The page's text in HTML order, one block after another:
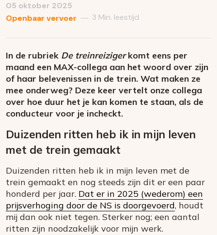
05 oktober 2025
Openbaar vervoer — 3 Min. leestijd
In de rubriek De treinreizigerkomt eens per
maand een MAX-collega aan het woord over zijn
of haar belevenissen in de trein. Wat maken ze
mee onderweg? Deze keer vertelt onze collega
over hoe duur het je kan komen te staan, als de
conducteur voor je incheckt.
Duizenden ritten heb ik in mijn leven
met de trein gemaakt
Duizenden ritten heb ik in mijn leven met de
trein gemaakt en nog steeds zijn dit er een paar
honderd per jaar. Dat er in 2025 (wederom) een
prijsverhoging door de NS is doorgevoerd, houdt
mij dan ook niet tegen. Sterker nog; een aantal
ritten zijn noodzakelijk voor mijn werk.